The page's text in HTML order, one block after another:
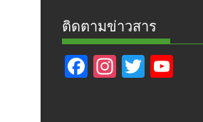
ติดตามข่าวสาร
F In T